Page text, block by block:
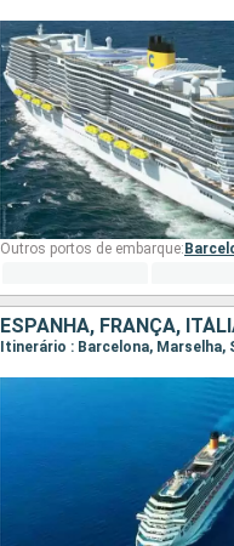
Outros portos de embarque:
ESPANHA, FRANÇA,
Itinerário : Barcelona,